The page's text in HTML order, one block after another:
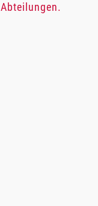
Abteilungen.